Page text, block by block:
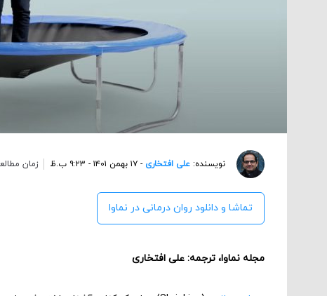
نویسنده: علی افتخاری - ۱۷ بهمن ۱۴۰۱ - ۹:۲۳ ب.ظ زمان مطالعه: 11
تماشا و دانلود روان درمانی در نماوا
مجله نماوا، ترجمه: علی افتخاری